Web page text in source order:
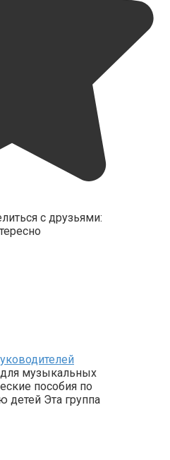
с друзьями:
музыкальных
пособия по
детей Эта группа